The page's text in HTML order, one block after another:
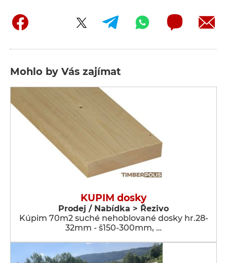
Mohlo by Vás zajímat
KUPIM dosky
Prodej / Nabídka > Řezivo
Kúpim 70m2 suché nehoblované dosky hr.28-
32mm - š150-300mm, …